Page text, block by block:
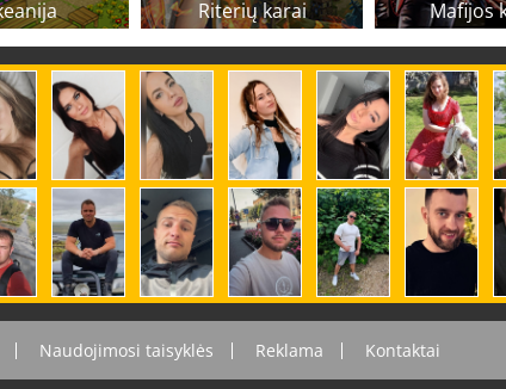
Riterių karai Mafijos
Naudojimosi taisyklės Reklama Kontaktai